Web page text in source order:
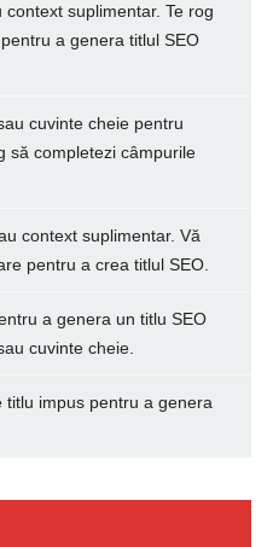
suplimentar. Te rog
a genera titlul SEO
cuvinte cheie pentru
să completezi câmpurile
context suplimentar. Vă
pentru a crea titlul SEO.
a genera un titlu SEO
cuvinte cheie.
impus pentru a genera